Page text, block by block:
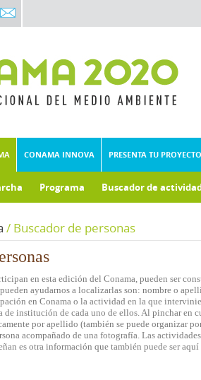
CONAMA INNOVA PRESENTA TU PROYECTO
Programa Buscador de
/ Buscador de personas
en esta edición del Conama, pueden ser
ayudarnos a localizarlas son: nombre o
en Conama o la actividad en la que
de institución de cada uno de ellos. Al pinchar en
por apellido (también se puede organizar
acompañado de una fotografía. Las
es otra información que también puede ser